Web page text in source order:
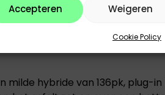
Accepteren Weigeren
Cookie Policy
is in 3 delen, namelijk 40/
milde hybride van 136pk, plug-